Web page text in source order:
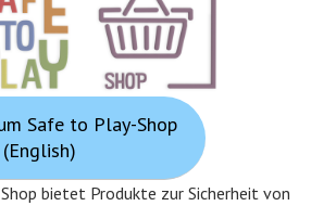
Safe to Play-Shop
(English)
bietet Produkte zur Sicherheit von